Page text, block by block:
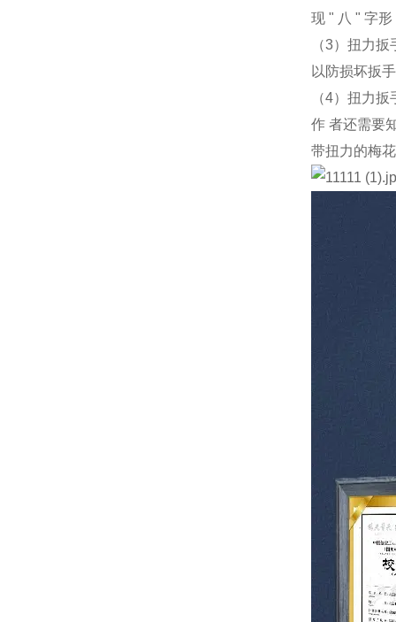
现 " 八 " 字形
（3）扭力扳
以防损坏扳
（4）扭力扳
作者还需要
带扭力的梅